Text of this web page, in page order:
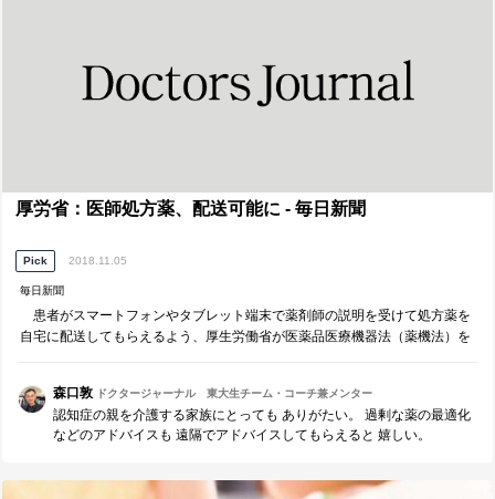
厚労省：医師処方薬、配送可能に - 毎日新聞
Pick 2018.11.05
毎日新聞
患者がスマートフォンやタブレット端末で薬剤師の説明を受けて処方薬を
自宅に配送してもらえるよう、厚生労働省が医薬品医療機器法（薬機法）を
森口敦
ドクタージャーナル 東大生チーム・コーチ兼メンター
認知症の親を介護する家族にとっても ありがたい。 過剰な薬の最適化
などのアドバイスも 遠隔でアドバイスしてもらえると 嬉しい。